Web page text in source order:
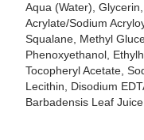
Aqua (Water),
Acrylate/Sodium
Squalane, Methyl
Phenoxyethanol,
Tocopheryl Acetate,
Lecithin, Disodium
Barbadensis Leaf